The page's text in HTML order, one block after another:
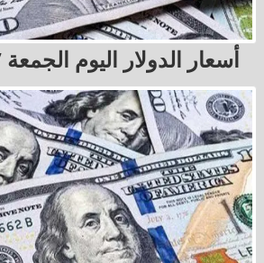
أسعار الدولار اليوم الجمعة 7 أغسطس